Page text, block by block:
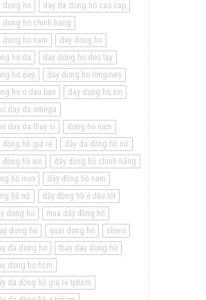
dong ho
day da dong ho cao cap
dong ho chinh hang
dong ho nam
day dong ho
ho da
day dong ho deo tay
ho dep
day dong ho longines
ho o dau ban
day dong ho xin
day da omega
day da thuy si
dong ho nam
đồng hồ giá rẻ
dây da đồng hồ nữ
đồng hồ xịn
dây đồng hồ chính hãng
hồ inox
dây đồng hồ nam
hồ nữ
dây đồng hồ ở đâu tốt
dong ho
mua dây đồng hồ
dong ho
quai dong ho
shero
da dong ho
thay day dong ho
dong ho hcm
da đồng hồ giá rẻ tphcm